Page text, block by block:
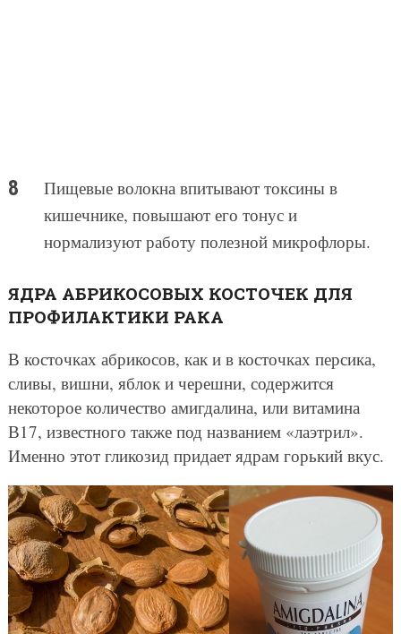
Пищевые волокна впитывают токсины в
кишечнике, повышают его тонус и
нормализуют работу полезной микрофлоры.
ЯДРА АБРИКОСОВЫХ КОСТОЧЕК ДЛЯ
ПРОФИЛАКТИКИ РАКА
В косточках абрикосов, как и в косточках персика,
сливы, вишни, яблок и черешни, содержится
некоторое количество амигдалина, или витамина
В17, известного также под названием «лаэтрил».
Именно этот гликозид придает ядрам горький вкус.